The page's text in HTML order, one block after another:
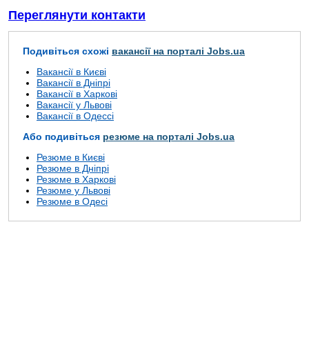
Переглянути контакти
Подивіться схожі вакансії на порталі Jobs.ua
Вакансії в Києві
Вакансії в Дніпрі
Вакансії в Харкові
Вакансії у Львові
Вакансії в Одессі
Або подивіться резюме на порталі Jobs.ua
Резюме в Києві
Резюме в Дніпрі
Резюме в Харкові
Резюме у Львові
Резюме в Одесі